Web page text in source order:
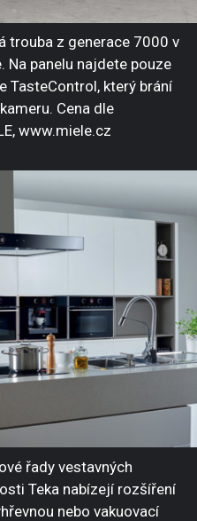
trouba z generace 7000 v
Na panelu najdete pouze
TasteControl, který brání
Cena dle
www.miele.cz
řady vestavných
Teka nabízejí rozšíření
nebo vakuovací